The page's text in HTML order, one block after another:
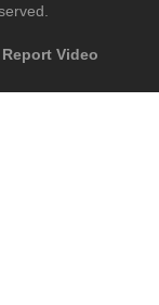
Report Video